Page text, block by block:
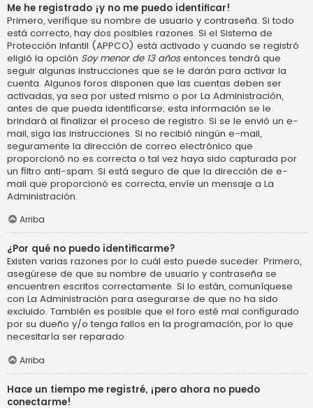
Me he registrado ¡y no me puedo identificar!
Primero, verifique su nombre de usuario y contraseña. Si todo
está correcto, hay dos posibles razones. Si el Sistema de
Protección Infantil (APPCO) está activado y cuando se registró
eligió la opción Soy menor de 13 añosentonces tendrá que
seguir algunas instrucciones que se le darán para activar la
cuenta. Algunos foros disponen que las cuentas deben ser
activadas, ya sea por usted mismo o por La Administración,
antes de que pueda identificarse; esta información se le
brindará al finalizar el proceso de registro. Si se le envió un e-
mail, siga las instrucciones. Si no recibió ningún e-mail,
seguramente la dirección de correo electrónico que
proporcionó no es correcta o tal vez haya sido capturada por
un filtro anti-spam. Si está seguro de que la dirección de e-
mail que proporcionó es correcta, envíe un mensaje a La
Administración.
Arriba
¿Por qué no puedo identificarme?
Existen varias razones por lo cuál esto puede suceder. Primero,
asegúrese de que su nombre de usuario y contraseña se
encuentren escritos correctamente. Si lo están, comuníquese
con La Administración para asegurarse de que no ha sido
excluido. También es posible que el foro esté mal configurado
por su dueño y/o tenga fallos en la programación, por lo que
necesitaría ser reparado.
Arriba
Hace un tiempo me registré, ¡pero ahora no puedo
conectarme!